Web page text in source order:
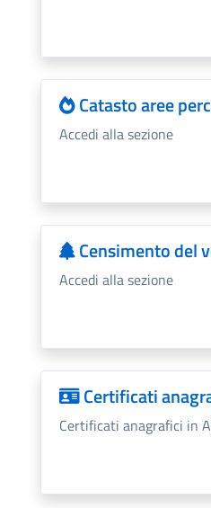
Catasto aree
Accedi alla sezione
Censimento del
Accedi alla sezione
Certificati
Certificati anagrafici in